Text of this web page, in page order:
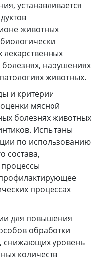
устанавливается
животных
лекарственных
нарушениях
животных.
и критерии
мясной
болезнях животных
Испытаны
по использованию
состава,
процессах
для повышения
обработки
снижающих уровень
количеств